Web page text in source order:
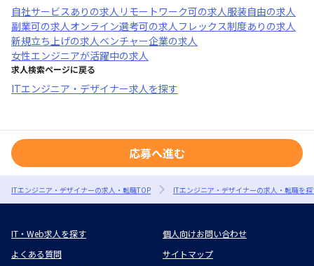
自社サービスあり の求人 リモートワーク可の求人服装自由の求人
副業可の求人オンライン選考可の求人フレックス制度あり の求人
新規立ち上げの求人ベンチャー企業の求人
女性エンジニアが活躍中の求人
求人検索ページに戻る
ITエンジニア・デザイナー求人を探す
応募へ進む
ITエンジニア・デザイナーの求人・転職TOP ITエンジニア・デザイナーの求人・転職を
IT・Web求人を探す
個人向けお問い合わせ
よくある質問
サイトマップ